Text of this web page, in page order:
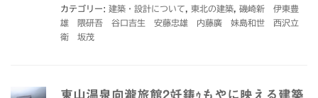
カテゴリー: 建築・設計について 東北の建築
磯崎新 伊東豊
雄 隈研吾 谷口吉生 安藤忠雄 内藤廣 妹島和世 西沢立
衛 坂茂
東山温泉向瀧旅館2竏鋳ｩもやに映える建築